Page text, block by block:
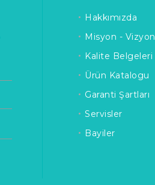
Hakkımızda
Misyon - Vizyon
Kalite Belgeleri
Ürün Katalogu
Garanti Şartları
Servisler
Bayiler